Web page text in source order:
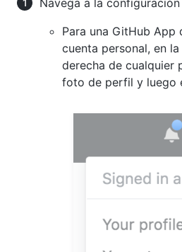
Navega a la
Para una GitHub App
cuenta personal, en
derecha de cualquier
foto de perfil y luego